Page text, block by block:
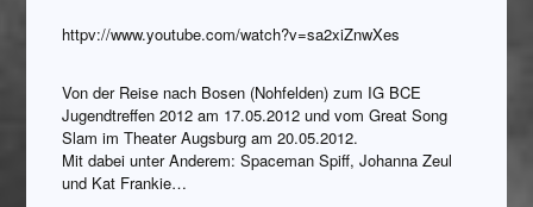
httpv://www.youtube.com/watch?v=sa2xiZnwXes
Von der Reise nach Bosen (Nohfelden) zum IG BCE
Jugendtreffen 2012 am 17.05.2012 und vom Great Song
Slam im Theater Augsburg am 20.05.2012.
Mit dabei unter Anderem: Spaceman Spiff, Johanna Zeul
und Kat Frankie…